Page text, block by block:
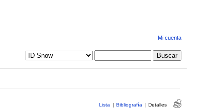
Mi cuenta
Lista | Bibliografía | Detalles